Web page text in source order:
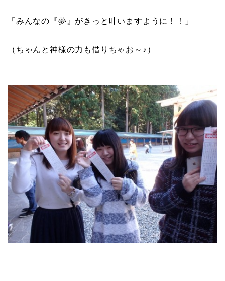
「みんなの『夢』がきっと叶いますように！！」
（ちゃんと神様の力も借りちゃお～♪）